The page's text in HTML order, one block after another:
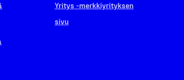
Yritys -merkkiyrityksen
sivu